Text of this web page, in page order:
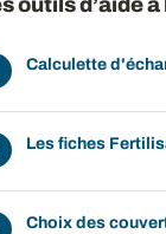
outils d’aide
Calculette
Les fiches
Choix des